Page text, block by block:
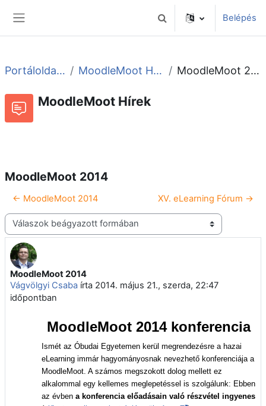
Keresési bemeneti adatok
Belépés
Portáloldalak MoodleMoot Hírek MoodleMoot 2014
MoodleMoot Hírek
MoodleMoot 2014
← MoodleMoot 2014 XV. eLearning Fórum →
Megjelenítési mód
MoodleMoot 2014
Vágvölgyi Csaba írta 2014. május 21., szerda, 22:47
időpontban
Válaszok szám: 0
MoodleMoot 2014 konferencia
Ismét az Óbudai Egyetemen kerül megrendezésre a hazai
eLearning immár hagyományosnak nevezhető konferenciája a
MoodleMoot. A számos megszokott dolog mellett ez
alkalommal egy kellemes meglepetéssel is szolgálunk: Ebben
az évben a konferencia előadásain való részvétel ingyenes